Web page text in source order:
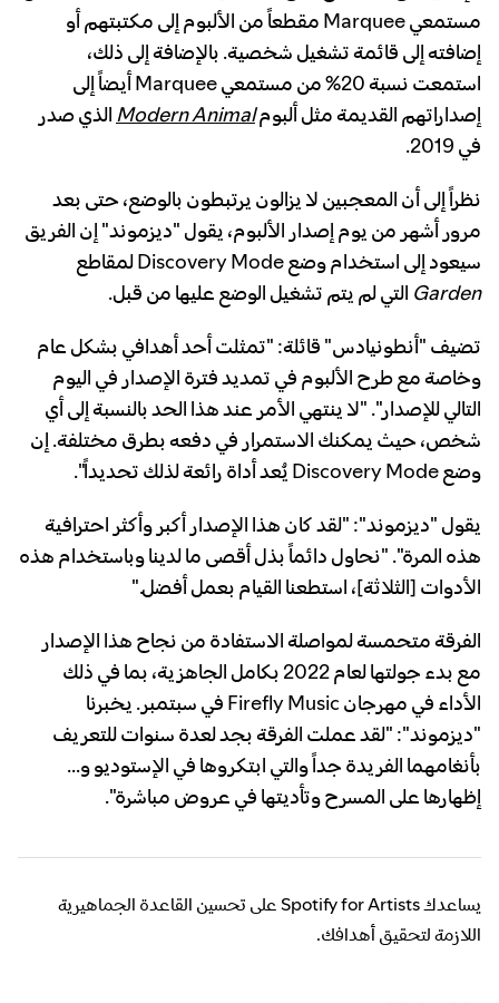
مستمعي Marquee مقطعاً من الألبوم إلى مكتبتهم أو
إضافته إلى قائمة تشغيل شخصية. بالإضافة إلى ذلك،
استمعت نسبة 20% من مستمعي Marquee أيضاً إلى
إصداراتهم القديمة مثل ألبومModern Animal الذي صدر
في 2019.
نظراً إلى أن المعجبين لا يزالون يرتبطون بالوضع، حتى بعد
مرور أشهر من يوم إصدار الألبوم، يقول "ديزموند" إن الفريق
سيعود إلى استخدام وضع Discovery Mode لمقاطع
Garden التي لم يتم تشغيل الوضع عليها من قبل.
تضيف "أنطونيادس" قائلة: "تمثلت أحد أهدافي بشكل عام
وخاصة مع طرح الألبوم في تمديد فترة الإصدار في اليوم
التالي للإصدار". "لا ينتهي الأمر عند هذا الحد بالنسبة إلى أي
شخص، حيث يمكنك الاستمرار في دفعه بطرق مختلفة. إن
وضع Discovery Mode يُعد أداة رائعة لذلك تحديداً".
يقول "ديزموند": "لقد كان هذا الإصدار أكبر وأكثر احترافية
هذه المرة". "نحاول دائماً بذل أقصى ما لدينا وباستخدام هذه
الأدوات [الثلاثة]، استطعنا القيام بعمل أفضل."
الفرقة متحمسة لمواصلة الاستفادة من نجاح هذا الإصدار
مع بدء جولتها لعام 2022 بكامل الجاهزية، بما في ذلك
الأداء في مهرجان Firefly Music في سبتمبر. يخبرنا
"ديزموند": "لقد عملت الفرقة بجد لعدة سنوات للتعريف
بأنغامهما الفريدة جداً والتي ابتكروها في الإستوديو و…
إظهارها على المسرح وتأديتها في عروض مباشرة".
يساعدك Spotify for Artists على تحسين القاعدة الجماهيرية
اللازمة لتحقيق أهدافك.